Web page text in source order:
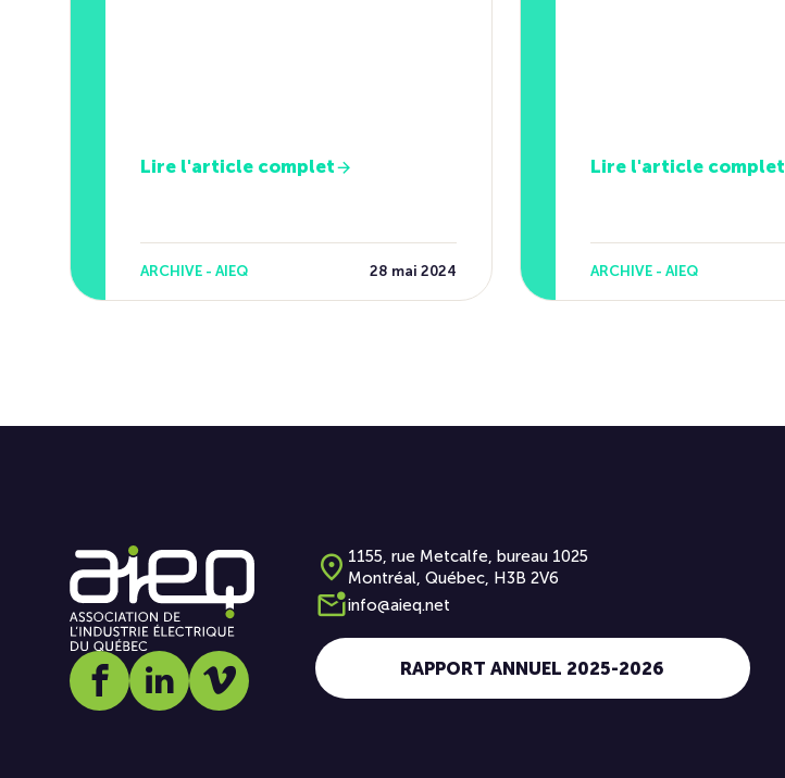
Lire l'article complet
ARCHIVE - AIEQ 28 mai 2024
Lire l'article complet
ARCHIVE - AIEQ
Social media link icon-facebook
Social media link icon-linkedin
Social media link icon-vimeo
1155, rue Metcalfe, bureau 1025
Montréal, Québec, H3B 2V6
info@aieq.net
RAPPORT ANNUEL 2025-2026